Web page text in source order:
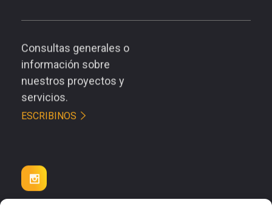
Consultas generales o
información sobre
nuestros proyectos y
servicios.
ESCRIBINOS